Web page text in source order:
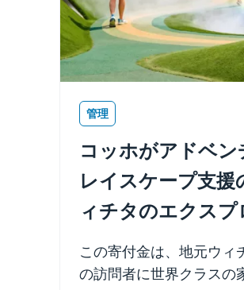
管理
コッホがアドベ
レイスケープ支援
ィチタのエクスプ
ン・プレイスプー
ルを寄付
この寄付金は、地元ウィ
の訪問者に世界クラスの